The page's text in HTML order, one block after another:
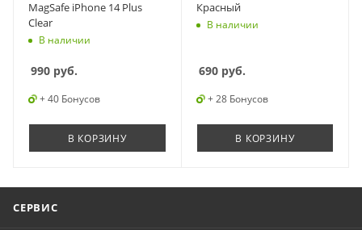
MagSafe iPhone 14 Plus
Clear
В наличии
990 руб.
+ 40 Бонусов
В КОРЗИНУ
Красный
В наличии
690руб.
+ 28 Бонусов
В КОРЗИНУ
СЕРВИС